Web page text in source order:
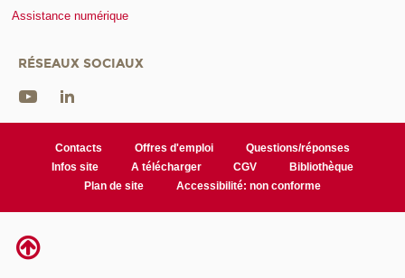
Assistance numérique
RÉSEAUX SOCIAUX
Contacts Offres d'emploi
Questions/réponses
Infos site
A télécharger CGV
Bibliothèque
Plan de site
Accessibilité: non conforme